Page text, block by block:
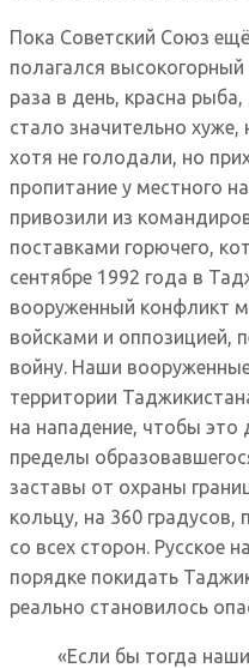
Пока Советский Союз
полагался
раза в день, красна
стало значительно хуже,
хотя не голодали, но
пропитание у местного
привозили из
поставками горючего,
сентябре 1992 года в
вооруженный конфликт
войсками и оппозицией,
войну. Наши
территории
на нападение, чтобы это
пределы
заставы от охраны
кольцу, на 360
со всех сторон. Русское
порядке покидать
реально становилось
«Если бы тогда